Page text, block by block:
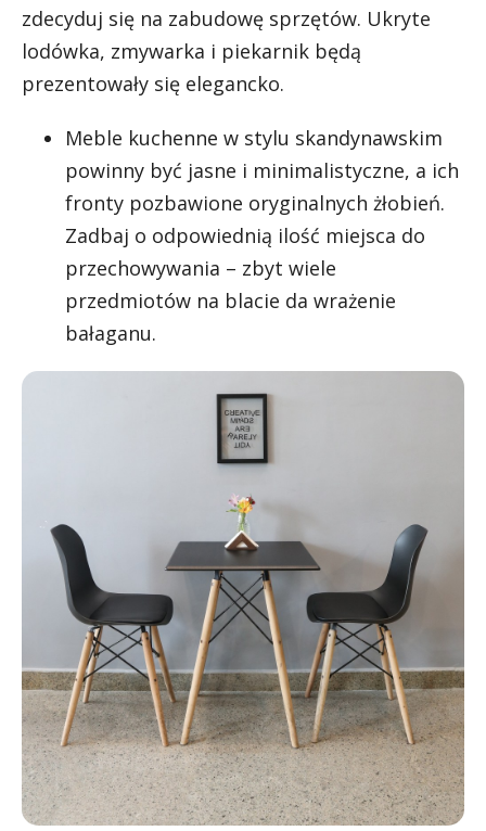
zdecyduj się na zabudowę sprzętów. Ukryte
lodówka, zmywarka i piekarnik będą
prezentowały się elegancko.
Meble kuchenne w stylu skandynawskim
powinny być jasne i minimalistyczne, a ich
fronty pozbawione oryginalnych żłobień.
Zadbaj o odpowiednią ilość miejsca do
przechowywania – zbyt wiele
przedmiotów na blacie da wrażenie
bałaganu.